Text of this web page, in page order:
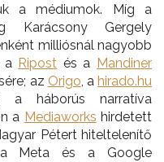
a médiumok. Míg a
Gergely
milliósnál nagyobb
a Ripost és a Mandiner
az Origo, ahirado.hu
a háborús narratíva
a Mediaworks hirdetett
Pétert hiteltelenítő
Meta és a Google